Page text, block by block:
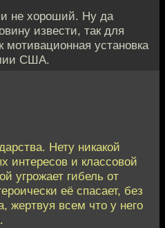
не хороший. Ну да
извести, так для
мотивационная установка
США.
Нету никакой
интересов и классовой
угрожает гибель от
её спасает, без
жертвуя всем что у него